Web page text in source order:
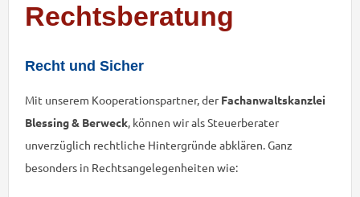
Rechtsberatung
Recht und Sicher
Mit unserem Kooperationspartner, derFachanwaltskanzlei
Blessing & Berweck, können wir als Steuerberater
unverzüglich rechtliche Hintergründe abklären. Ganz
besonders in Rechtsangelegenheiten wie: